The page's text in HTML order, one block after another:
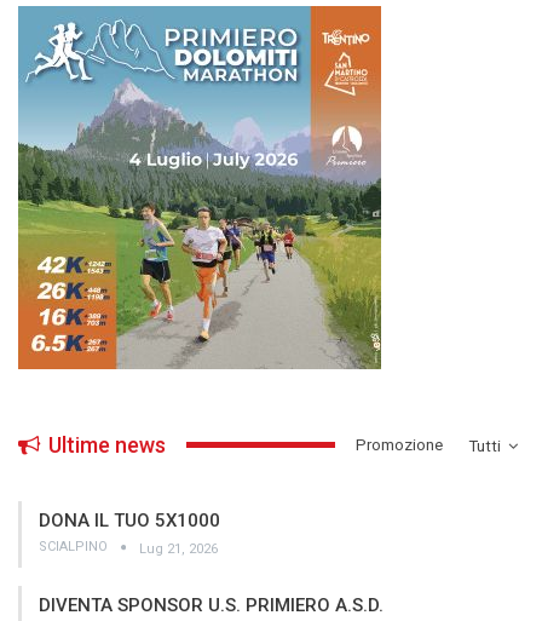
Tutti
Ultime news ­Promozione
DONA IL TUO 5X1000
SCIALPINO Lug 21, 2026
DIVENTA SPONSOR U.S. PRIMIERO A.S.D.